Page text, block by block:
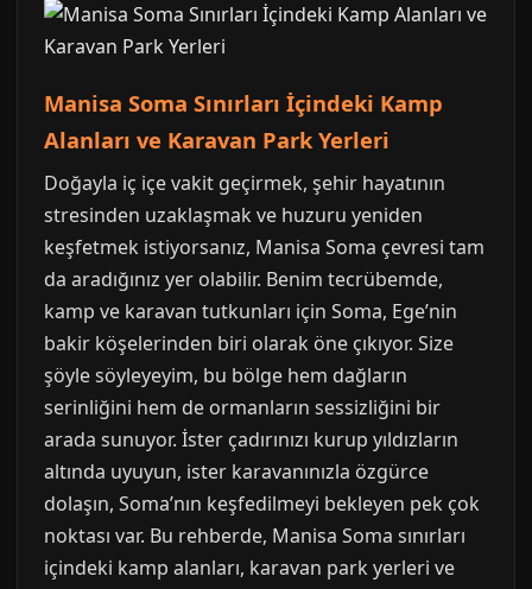
Manisa Soma Sınırları İçindeki Kamp
Alanları ve Karavan Park Yerleri
Doğayla iç içe vakit geçirmek, şehir hayatının
stresinden uzaklaşmak ve huzuru yeniden
keşfetmek istiyorsanız, Manisa Soma çevresi tam
da aradığınız yer olabilir. Benim tecrübemde,
kamp ve karavan tutkunları için Soma, Ege’nin
bakir köşelerinden biri olarak öne çıkıyor. Size
şöyle söyleyeyim, bu bölge hem dağların
serinliğini hem de ormanların sessizliğini bir
arada sunuyor. İster çadırınızı kurup yıldızların
altında uyuyun, ister karavanınızla özgürce
dolaşın, Soma’nın keşfedilmeyi bekleyen pek çok
noktası var. Bu rehberde, Manisa Soma sınırları
içindeki kamp alanları, karavan park yerleri ve